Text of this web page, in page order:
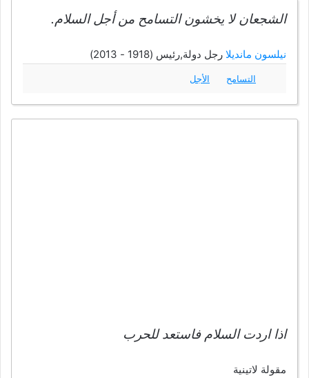
الشجعان لا يخشون التسامح من أجل السلام.
نيلسون مانديلا رجل دولة,رئيس (1918 - 2013)
التسامح الأجل
اذا اردت السلام فاستعد للحرب
مقولة لاتينية